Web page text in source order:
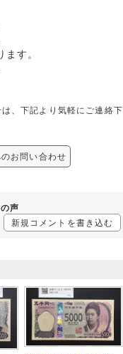
す。
、下記より気軽にご連絡下
お問い合わせ
声
新規コメントを書き込む